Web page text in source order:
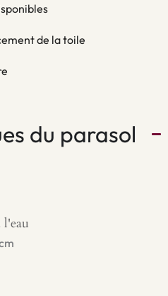
du parasol
l'eau
de la toile